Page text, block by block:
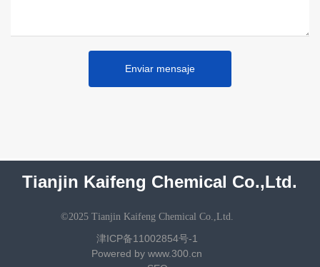
Enviar mensaje
Tianjin Kaifeng Chemical Co.,Ltd.
©2025 Tianjin Kaifeng Chemical Co.,Ltd.
津ICP备11002854号-1
Powered by www.300.cn